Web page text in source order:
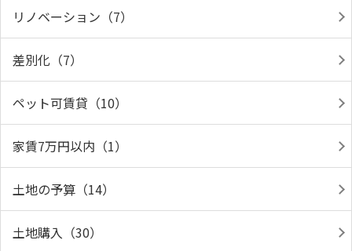
リノベーション（7）
差別化（7）
ペット可賃貸（10）
家賃7万円以内（1）
土地の予算（14）
土地購入（30）